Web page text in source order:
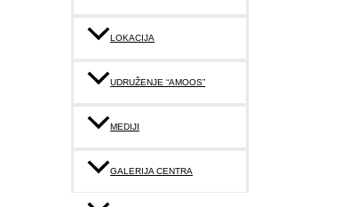
LOKACIJA
UDRUŽENJE “AMOOS”
MEDIJI
GALERIJA CENTRA